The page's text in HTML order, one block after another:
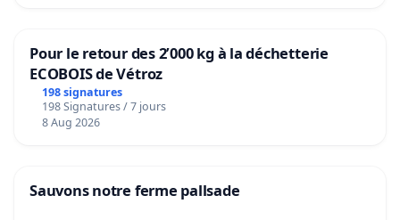
Pour le retour des 2’000 kg à la déchetterie
ECOBOIS de Vétroz
198 signatures
198 Signatures / 7 jours
8 Aug 2026
Sauvons notre ferme pallsade